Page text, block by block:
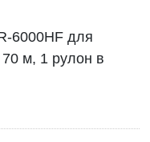
6000HF для
м, 1 рулон в